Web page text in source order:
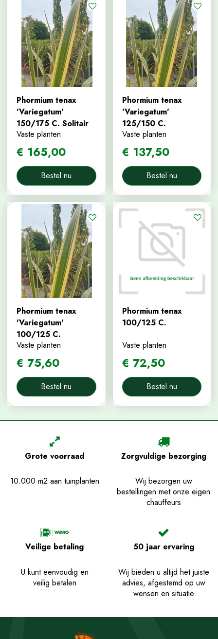
Phormium tenax
'Variegatum'
150/175 C. Solitair
Vaste planten
€ 165,00
Bestel nu
Phormium tenax
'Variegatum'
125/150 C.
Vaste planten
€ 137,50
Bestel nu
Phormium tenax
'Variegatum'
100/125 C.
Vaste planten
€ 75,60
Bestel nu
Phormium tenax
100/125 C.
Vaste planten
€ 72,50
Bestel nu
Grote voorraad
10.000 m2 aan tuinplanten
Zorgvuldige bezorging
Wij bezorgen uw
bestellingen met onze eigen
chauffeurs
Veilige betaling
U kunt eenvoudig en
veilig betalen
50 jaar ervaring
Wij bieden u altijd het juiste
advies, afgestemd op uw
wensen en situatie